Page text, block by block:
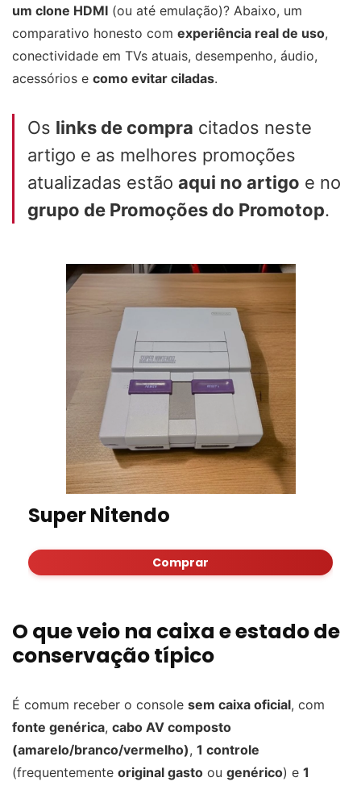
um clone HDMI (ou até emulação)? Abaixo, um
comparativo honesto com experiência real de uso,
conectividade em TVs atuais, desempenho, áudio,
acessórios e como evitar ciladas.
Os links de compra citados neste
artigo e as melhores promoções
atualizadas estão aqui no artigo e no
grupo de Promoções do Promotop.
Super Nitendo
Comprar
O que veio na caixa e estado de
conservação típico
É comum receber o console sem caixa oficial, com
fonte genérica, cabo AV composto
(amarelo/branco/vermelho), 1 controle
(frequentemente original gasto ou genérico) e 1